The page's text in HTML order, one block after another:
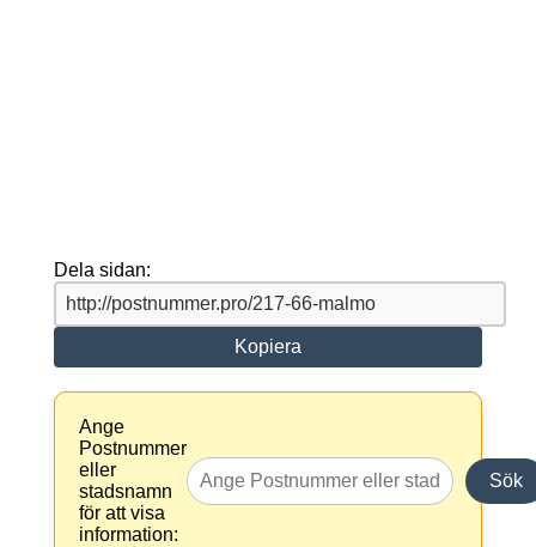
Dela sidan:
Kopiera
Ange
Postnummer
eller
stadsnamn
för att visa
information:
Sök